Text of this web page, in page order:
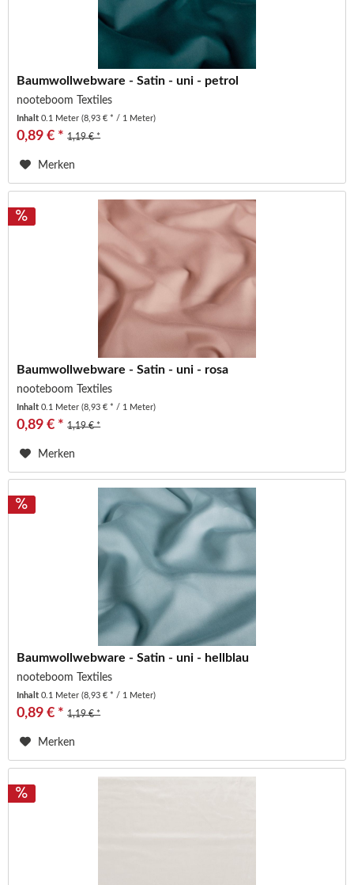
Baumwollwebware - Satin - uni - petrol
nooteboom Textiles
Inhalt0.1 Meter(8,93 € * / 1 Meter)
0,89 € * 1,19 € *
Merken
Baumwollwebware - Satin - uni - rosa
nooteboom Textiles
Inhalt0.1 Meter(8,93 € * / 1 Meter)
0,89 € * 1,19 € *
Merken
Baumwollwebware - Satin - uni - hellblau
nooteboom Textiles
Inhalt0.1 Meter(8,93 € * / 1 Meter)
0,89 € * 1,19 € *
Merken